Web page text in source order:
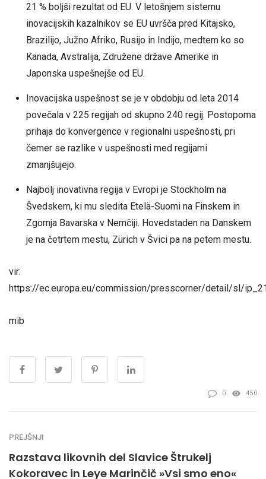
21 % boljši rezultat od EU. V letošnjem sistemu
inovacijskih kazalnikov se EU uvršča pred Kitajsko,
Brazilijo, Južno Afriko, Rusijo in Indijo, medtem ko so
Kanada, Avstralija, Združene države Amerike in
Japonska uspešnejše od EU.
Inovacijska uspešnost se je v obdobju od leta 2014
povečala v 225 regijah od skupno 240 regij. Postopoma
prihaja do konvergence v regionalni uspešnosti, pri
čemer se razlike v uspešnosti med regijami
zmanjšujejo.
Najbolj inovativna regija v Evropi je Stockholm na
Švedskem, ki mu sledita Etelä-Suomi na Finskem in
Zgornja Bavarska v Nemčiji. Hovedstaden na Danskem
je na četrtem mestu, Zürich v Švici pa na petem mestu.
vir:
https://ec.europa.eu/commission/presscorner/detail/sl/
mib
0 450
PREJŠNJI
Razstava likovnih del Slavice Štrukelj
Kokoravec in Leye Marinčič »Vsi smo eno«